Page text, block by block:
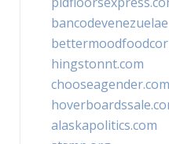
hingstonnt.com
chooseagender.com
alaskapolitics.com